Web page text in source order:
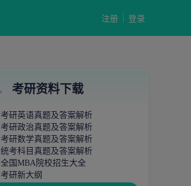
注册 登录
考研资料下载
考研英语真题及答案解析
考研政治真题及答案解析
考研数学真题及答案解析
统考科目真题及答案解析
全国MBA院校招生大全
考研新大纲